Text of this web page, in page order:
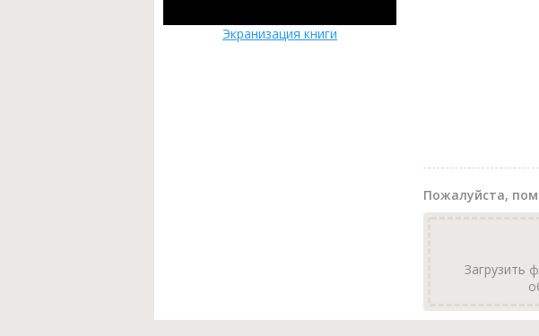
Экранизация книги
Пожалуйста,
Загрузить